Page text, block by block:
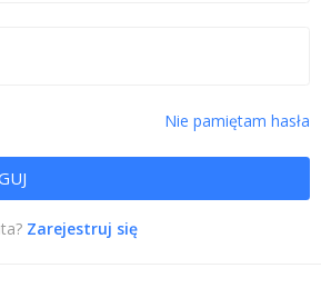
Nie pamiętam hasła
Zarejestruj się